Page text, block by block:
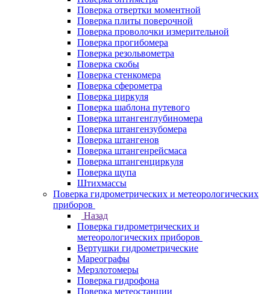
Поверка отвертки моментной
Поверка плиты поверочной
Поверка проволочки измерительной
Поверка прогибомера
Поверка резольвометра
Поверка скобы
Поверка стенкомера
Поверка сферометра
Поверка циркуля
Поверка шаблона путевого
Поверка штангенглубиномера
Поверка штангензубомера
Поверка штангенов
Поверка штангенрейсмаса
Поверка штангенциркуля
Поверка щупа
Штихмассы
Поверка гидрометрических и метеорологических
приборов
Назад
Поверка гидрометрических и
метеорологических приборов
Вертушки гидрометрические
Мареографы
Мерзлотомеры
Поверка гидрофона
Поверка метеостанции